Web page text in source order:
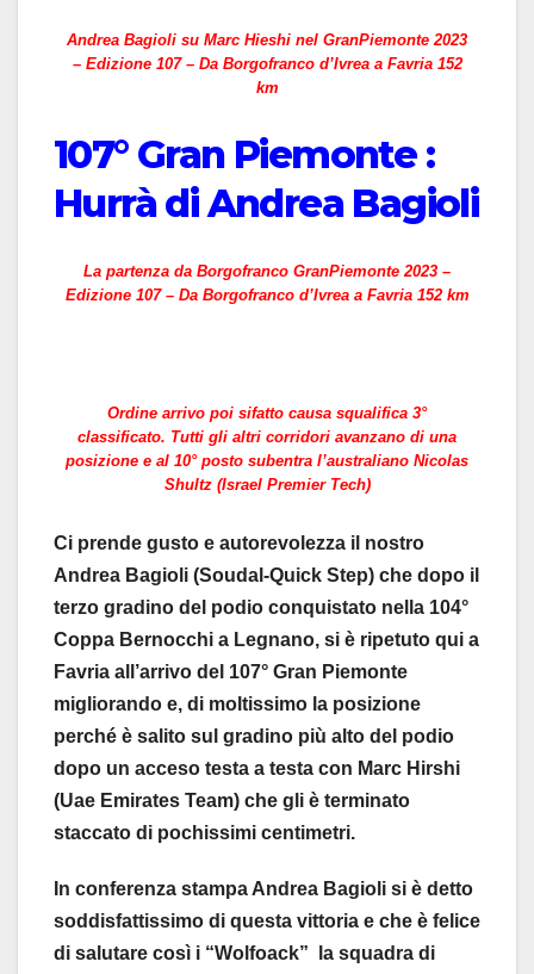
Andrea Bagioli su Marc Hieshi nel GranPiemonte 2023
– Edizione 107 – Da Borgofranco d’Ivrea a Favria 152
km
107° Gran Piemonte :
Hurrà di Andrea Bagioli
La partenza da Borgofranco GranPiemonte 2023 –
Edizione 107 – Da Borgofranco d’Ivrea a Favria 152 km
Ordine arrivo poi sifatto causa squalifica 3°
classificato. Tutti gli altri corridori avanzano di una
posizione e al 10° posto subentra l’australiano Nicolas
Shultz (Israel Premier Tech)
Ci prende gusto e autorevolezza il nostro
Andrea Bagioli (Soudal-Quick Step) che dopo il
terzo gradino del podio conquistato nella 104°
Coppa Bernocchi a Legnano, si è ripetuto qui a
Favria all’arrivo del 107° Gran Piemonte
migliorando e, di moltissimo la posizione
perché è salito sul gradino più alto del podio
dopo un acceso testa a testa con Marc Hirshi
(Uae Emirates Team) che gli è terminato
staccato di pochissimi centimetri.
In conferenza stampa Andrea Bagioli si è detto
soddisfattissimo di questa vittoria e che è felice
di salutare così i “Wolfoack” la squadra di